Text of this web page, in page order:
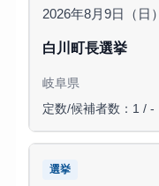
2026年8月9日（日）
白川町長選挙
岐阜県
定数/候補者数：1 / -
選挙